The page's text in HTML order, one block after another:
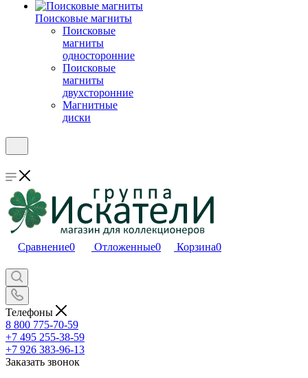
Поисковые магниты
Поисковые
магниты
односторонние
Поисковые
магниты
двухсторонние
Магнитные
диски
Сравнение0 Отложенные0 Корзина0
Телефоны
8 800 775-70-59
+7 495 255-38-59
+7 926 383-96-13
Заказать звонок